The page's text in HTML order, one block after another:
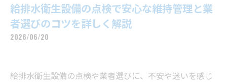
給排水衛生設備の点検で安心な維持管理と業
者選びのコツを詳しく解説
2026/06/20
給排水衛生設備の点検や業者選びに、不安や迷いを感じ